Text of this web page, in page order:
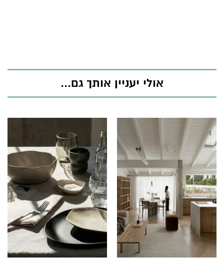
אולי יעניין אותך גם...